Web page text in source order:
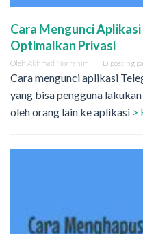
Cara Mengunci
Optimalkan Privasi
Oleh Akhmad Norrahim Diposting
Cara mengunci aplikasi
yang bisa pengguna
oleh orang lain ke aplikasi >